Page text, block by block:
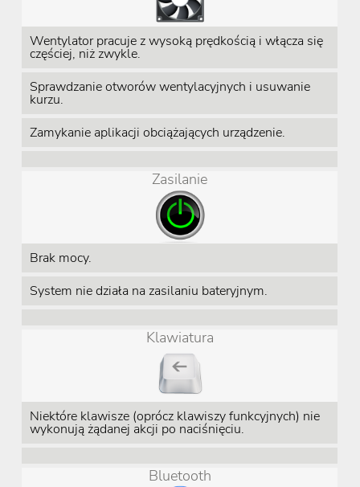
Wentylator pracuje z wysoką prędkością i włącza się
częściej, niż zwykle.
Sprawdzanie otworów wentylacyjnych i usuwanie
kurzu.
Zamykanie aplikacji obciążających urządzenie.
Zasilanie
Brak mocy.
System nie działa na zasilaniu bateryjnym.
Klawiatura
Niektóre klawisze (oprócz klawiszy funkcyjnych) nie
wykonują żądanej akcji po naciśnięciu.
Bluetooth